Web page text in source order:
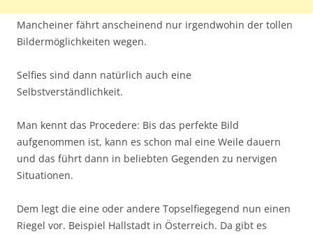
Mancheiner fährt anscheinend nur irgendwohin der tollen
Bildermöglichkeiten wegen.
Selfies sind dann natürlich auch eine
Selbstverständlichkeit.
Man kennt das Procedere: Bis das perfekte Bild
aufgenommen ist, kann es schon mal eine Weile dauern
und das führt dann in beliebten Gegenden zu nervigen
Situationen.
Dem legt die eine oder andere Topselfiegegend nun einen
Riegel vor. Beispiel Hallstadt in Österreich. Da gibt es